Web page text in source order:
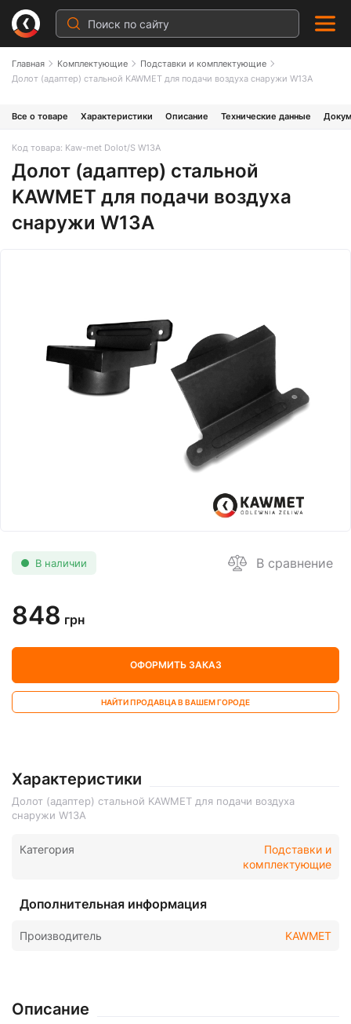
Главная Комплектующие
Подставки и комплектующие
Долот (адаптер) стальной KAWMET для подачи воздуха снаружи W13A
Все о товаре Характеристики Описание Технические данные
Код товара: Kaw-met Dolot/S W13A
Долот (адаптер) стальной
KAWMET для подачи воздуха
снаружи W13A
В наличии В сравнение
848 грн
ОФОРМИТЬ ЗАКАЗ
НАЙТИ ПРОДАВЦА В ВАШЕМ ГОРОДЕ
Характеристики
Долот (адаптер) стальной KAWMET для подачи воздуха
снаружи W13A
Категория
Подставки и
комплектующие
Дополнительная информация
Производитель KAWMET
Описание